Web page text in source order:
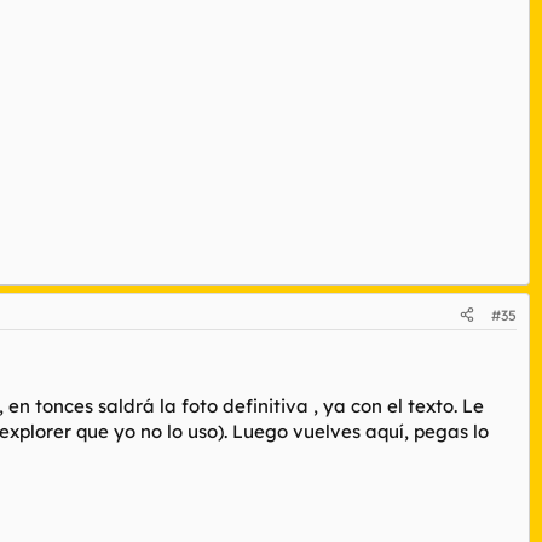
#35
tonces saldrá la foto definitiva , ya con el texto. Le
que yo no lo uso). Luego vuelves aquí, pegas lo